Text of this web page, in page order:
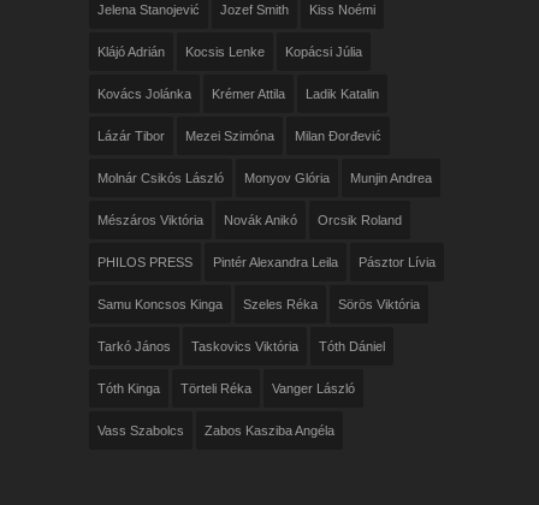
Jelena Stanojević Jozef Smith Kiss Noémi
Klájó Adrián Kocsis Lenke Kopácsi Júlia
Kovács Jolánka Krémer Attila Ladik Katalin
Lázár Tibor Mezei Szimóna Milan Đorđević
Molnár Csikós László Monyov Glória Munjin Andrea
Mészáros Viktória Novák Anikó Orcsik Roland
PHILOS PRESS Pintér Alexandra Leila Pásztor Lívia
Samu Koncsos Kinga Szeles Réka Sörös Viktória
Tarkó János Taskovics Viktória Tóth Dániel
Tóth Kinga Törteli Réka Vanger László
Vass Szabolcs Zabos Kasziba Angéla